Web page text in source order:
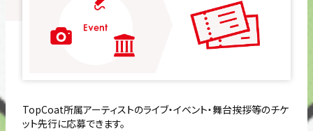
TopCoat所属アーティストのライブ・イベント・舞台挨拶等のチケ
ット先行に応募できます。